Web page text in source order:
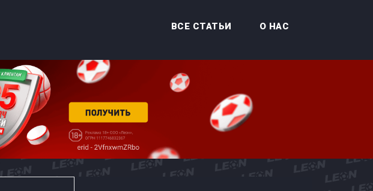
ВСЕ СТАТЬИ О НАС